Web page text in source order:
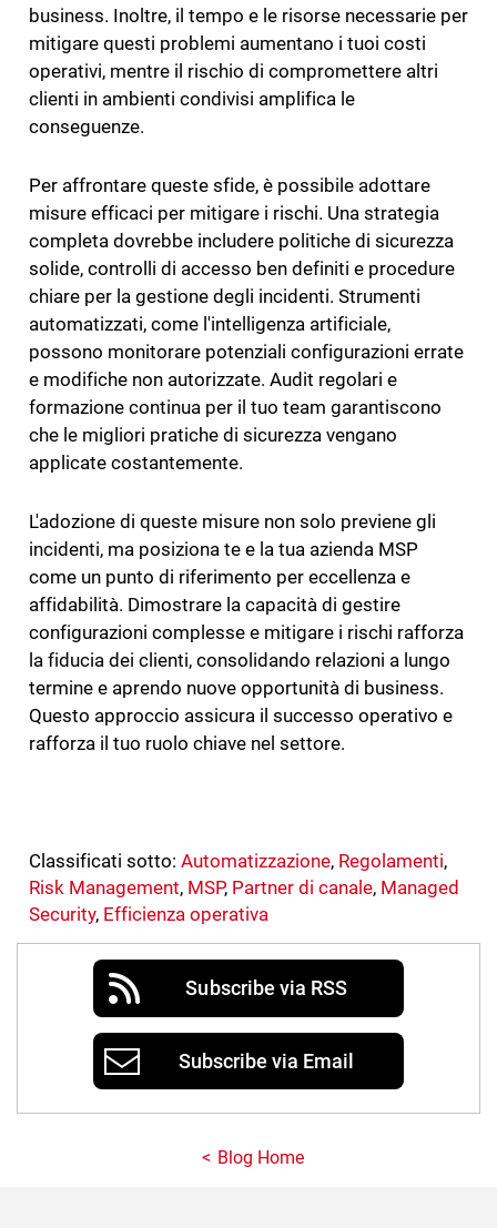
business. Inoltre, il tempo e le risorse necessarie per
mitigare questi problemi aumentano i tuoi costi
operativi, mentre il rischio di compromettere altri
clienti in ambienti condivisi amplifica le
conseguenze.
Per affrontare queste sfide, è possibile adottare
misure efficaci per mitigare i rischi. Una strategia
completa dovrebbe includere politiche di sicurezza
solide, controlli di accesso ben definiti e procedure
chiare per la gestione degli incidenti. Strumenti
automatizzati, come l'intelligenza artificiale,
possono monitorare potenziali configurazioni errate
e modifiche non autorizzate. Audit regolari e
formazione continua per il tuo team garantiscono
che le migliori pratiche di sicurezza vengano
applicate costantemente.
L'adozione di queste misure non solo previene gli
incidenti, ma posiziona te e la tua azienda MSP
come un punto di riferimento per eccellenza e
affidabilità. Dimostrare la capacità di gestire
configurazioni complesse e mitigare i rischi rafforza
la fiducia dei clienti, consolidando relazioni a lungo
termine e aprendo nuove opportunità di business.
Questo approccio assicura il successo operativo e
rafforza il tuo ruolo chiave nel settore.
Classificati sotto: Automatizzazione, Regolamenti,
Risk Management, MSP, Partner di canale, Managed
Security, Efficienza operativa
Subscribe via RSS
Subscribe via Email
Blog Home